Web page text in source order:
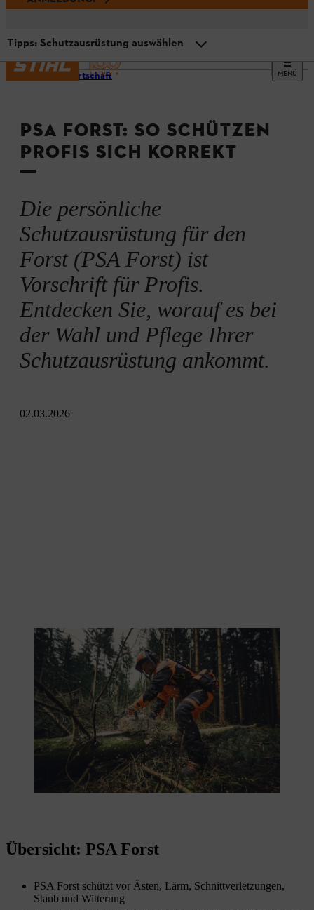
MENÜ
Forstwirtschaft
PSA FORST: SO SCHÜTZEN
PROFIS SICH KORREKT
Die persönliche
Schutzausrüstung für den
Forst (PSA Forst) ist
Vorschrift für Profis.
Entdecken Sie, worauf es bei
der Wahl und Pflege Ihrer
Schutzausrüstung ankommt.
02.03.2026
Tipps: Schutzausrüstung auswählen
Komponenten einer PSA Forst
Checkliste: Professionelle Pflege
PSA Forst ersetzen – wann?
Tipps: Schutzausrüstung auswählen
Übersicht: PSA Forst
PSA Forst schützt vor Ästen, Lärm, Schnittverletzungen,
Staub und Witterung